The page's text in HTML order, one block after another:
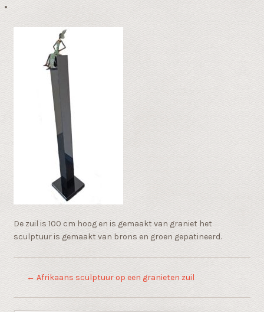
De zuil is 100 cm hoog en is gemaakt van graniet het
sculptuur is gemaakt van brons en groen gepatineerd.
← Afrikaans sculptuur op een granieten zuil